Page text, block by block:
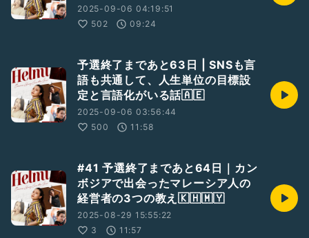
2025-09-06 04:19:51
502
09:24
予選終了まであと63日 | SNSも言
語も共通して、人生単位の目標設
定と言語化がいる話🇦🇪
2025-09-06 03:56:44
500
11:58
#41 予選終了まであと64日｜カン
ボジアで出会ったマレーシア人の
経営者の3つの教え🇰🇭🇲🇾
2025-08-29 15:55:22
3
11:57